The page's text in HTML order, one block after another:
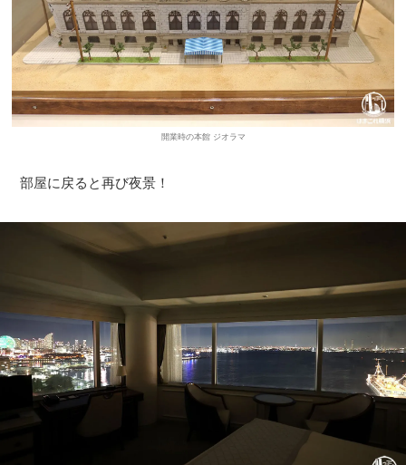
開業時の本館 ジオラマ
部屋に戻ると再び夜景！